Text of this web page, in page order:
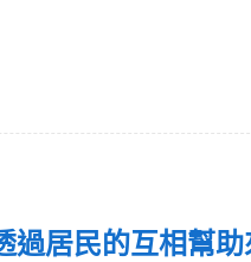
過居民的互相幫助